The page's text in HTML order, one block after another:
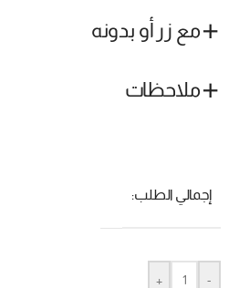
مع زر أو بدونه
ملاحظات
إجمالي الطلب:
-
+